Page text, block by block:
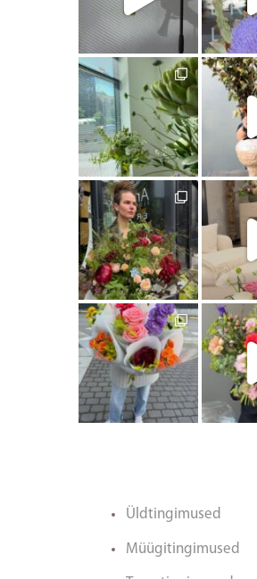
artishokflow
artishokflow
artishokflow
Üldtingimused
Müügitingimused